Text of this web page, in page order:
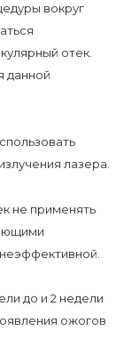
вокруг
отек.
данной
лазера.
не применять
до и 2 недели
ожогов